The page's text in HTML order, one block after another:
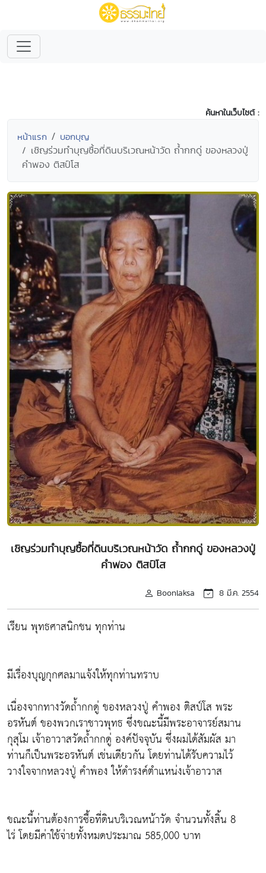
ค้นหาในเว็บไซต์ :
หน้าแรก บอกบุญ
เชิญร่วมทำบุญซื้อที่ดินบริเวณหน้าวัด ถ้ำกกดู่ ของหลวงปู่
คำพอง ติสป์โส
เชิญร่วมทำบุญซื้อที่ดินบริเวณหน้าวัด ถ้ำกกดู่ ของหลวงปู่
คำพอง ติสป์โส
Boonlaksa 8 มี.ค. 2554
เรียน พุทธศาสนิกชน ทุกท่าน
มีเรื่องบุญกุกศลมาแจ้งให้ทุกท่านทราบ
เนื่องจากทางวัดถ้ำกกดู่ ของหลวงปู่ คำพอง ติสป์โส พระ
อรหันต์ ของพวกเราชาวพุทธ ซึ่งขณะนี้มีพระอาจารย์สมาน
กุสุโม เจ้าอาวาสวัดถ้ำกกดู่ องค์ปัจจุบัน ซึ่งผมได้สัมผัส มา
ท่านก็เป็นพระอรหันต์ เช่นเดียวกัน โดยท่านได้รับความไว้
วางใจจากหลวงปู่ คำพอง ให้ดำรงค์ตำแหน่งเจ้าอาวาส
ขณะนี้ท่านต้องการซื้อที่ดินบริเวณหน้าวัด จำนวนทั้งสิ้น 8
ไร่ โดยมีค่าใช้จ่ายทั้งหมดประมาณ 585,000 บาท